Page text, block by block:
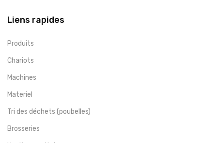
Liens rapides
Produits
Chariots
Machines
Materiel
Tri des déchets (poubelles)
Brosseries